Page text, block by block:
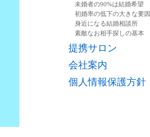
未婚者の90%は結婚希望
初婚率の低下の大きな要因
身近になる結婚相談所
素敵なお相手探しの基本
提携サロン
会社案内
個人情報保護方針